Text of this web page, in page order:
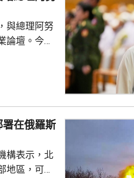
與總理阿努
論壇。今次
被禁止參
校準式的重
道，亦敦
這點...
署在俄羅斯
構表示，北
地區，可能